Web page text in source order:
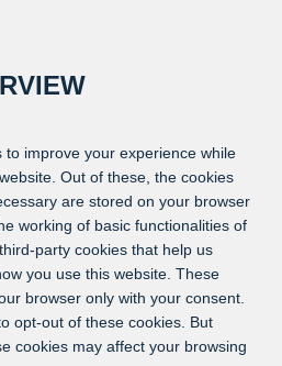
to improve your experience while
Out of these, the cookies
are stored on your browser
working of basic functionalities of
party cookies that help us
you use this website. These
browser only with your consent.
opt-out of these cookies. But
cookies may affect your browsing